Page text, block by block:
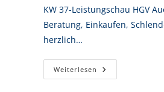
KW 37-Leistungschau HGV
Beratung, Einkaufen,
herzlich…
Weiterlesen